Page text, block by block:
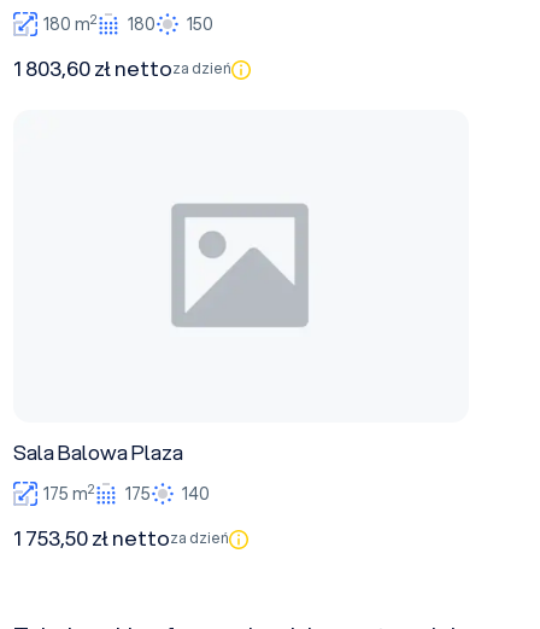
180 m2 180 150
1 803,60 zł nettoza dzień
Sala Balowa Plaza
175 m2 175 140
1 753,50 zł nettoza dzień